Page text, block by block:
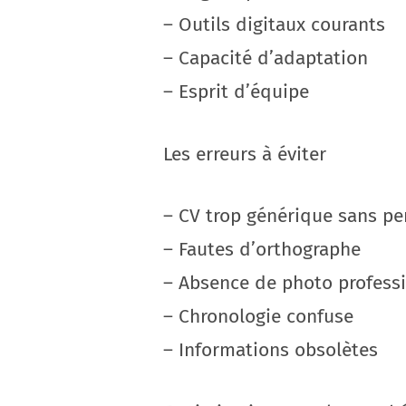
– Outils digitaux courants
– Capacité d’adaptation
– Esprit d’équipe
Les erreurs à éviter
– CV trop générique sans
– Fautes d’orthographe
– Absence de photo
– Chronologie confuse
– Informations obsolètes